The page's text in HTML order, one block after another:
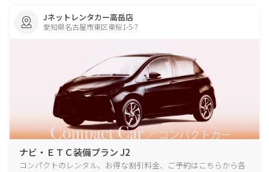
Jネットレンタカー高岳店
愛知県名古屋市東区東桜1-5-7
ナビ・ＥＴＣ装備プラン J2
コンパクトのレンタル、お得な割引料金、ご予約はこちらから各